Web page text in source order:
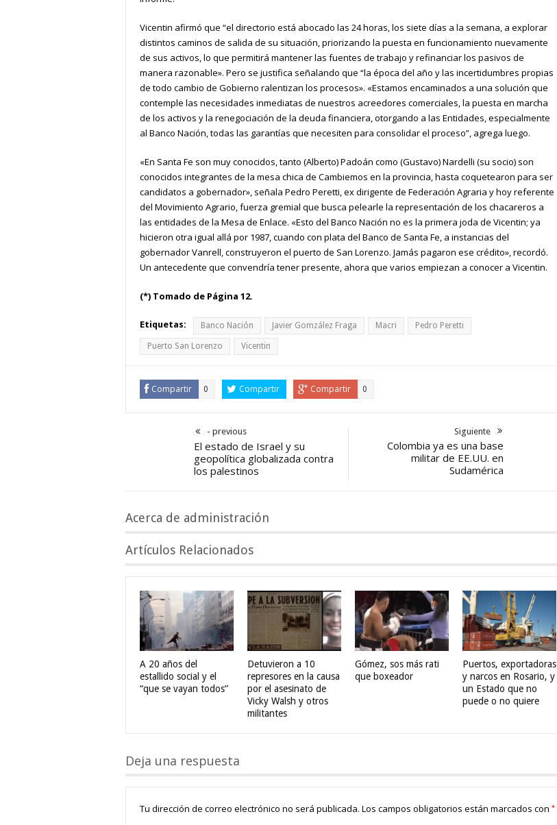
Vicentin afirmó que “el directorio está abocado las 24 horas, los siete días a la semana, a explorar
distintos caminos de salida de su situación, priorizando la puesta en funcionamiento nuevamente
de sus activos, lo que permitirá mantener las fuentes de trabajo y refinanciar los pasivos de
manera razonable». Pero se justifica señalando que “la época del año y las incertidumbres propias
de todo cambio de Gobierno ralentizan los procesos». «Estamos encaminados a una solución que
contemple las necesidades inmediatas de nuestros acreedores comerciales, la puesta en marcha
de los activos y la renegociación de la deuda financiera, otorgando a las Entidades, especialmente
al Banco Nación, todas las garantías que necesiten para consolidar el proceso”, agrega luego.
«En Santa Fe son muy conocidos, tanto (Alberto) Padoán como (Gustavo) Nardelli (su socio) son
conocidos integrantes de la mesa chica de Cambiemos en la provincia, hasta coquetearon para ser
candidatos a gobernador», señala Pedro Peretti, ex dirigente de Federación Agraria y hoy referente
del Movimiento Agrario, fuerza gremial que busca pelearle la representación de los chacareros a
las entidades de la Mesa de Enlace. «Esto del Banco Nación no es la primera joda de Vicentin; ya
hicieron otra igual allá por 1987, cuando con plata del Banco de Santa Fe, a instancias del
gobernador Vanrell, construyeron el puerto de San Lorenzo. Jamás pagaron ese crédito», recordó.
Un antecedente que convendría tener presente, ahora que varios empiezan a conocer a Vicentin.
(*) Tomado de Página 12.
Etiquetas: Banco Nación Javier Gomzález Fraga Macri Pedro Peretti
Puerto San Lorenzo Vicentin
Compartir 0 Compartir Compartir 0
- previous
El estado de Israel y su
geopolítica globalizada contra
los palestinos
Siguiente
Colombia ya es una base
militar de EE.UU. en
Sudamérica
Acerca de administración
Artículos Relacionados
A 20 años del
estallido social y el
“que se vayan todos”
Detuvieron a 10
represores en la causa
por el asesinato de
Vicky Walsh y otros
militantes
Gómez, sos más rati
que boxeador
Puertos, exportadoras
y narcos en Rosario, y
un Estado que no
puede o no quiere
Deja una respuesta
Tu dirección de correo electrónico no será publicada. Los campos obligatorios están marcados con *